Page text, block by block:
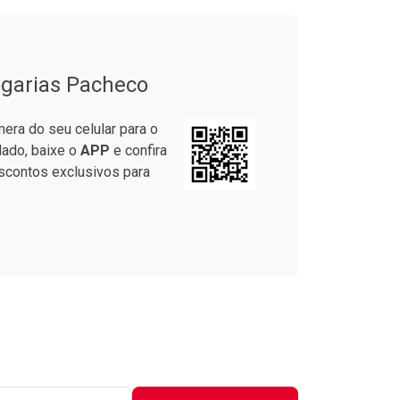
Pacheco
do seu celular para o
baixe o APP e confira
exclusivos para